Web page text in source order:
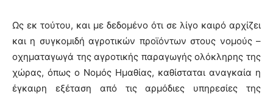
Ως εκ τούτου, και με δεδομένο ότι σε λίγο καιρό αρχίζει
και η συγκομιδή αγροτικών προϊόντων στους νομούς –
οχηματαγωγά της αγροτικής παραγωγής ολόκληρης της
χώρας, όπως ο Νομός Ημαθίας, καθίσταται αναγκαία η
έγκαιρη εξέταση από τις αρμόδιες υπηρεσίες της